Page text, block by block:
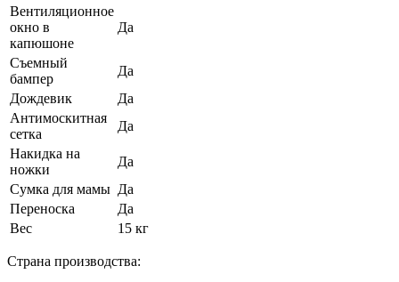
Вентиляционное
окно в
капюшоне
Да
Съемный
бампер
Да
Дождевик
Да
Антимоскитная
сетка
Да
Накидка на
ножки
Да
Сумка для мамы Да
Переноска
Да
Вес
15 кг
Страна производства: